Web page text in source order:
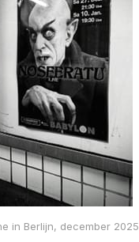
in Berlijn, december 2025